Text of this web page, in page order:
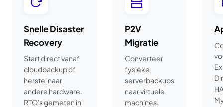
Snelle Disaster
Recovery
Start direct vanaf
cloudbackup of
herstel naar
andere hardware.
RTO's gemeten in
P2V
Migratie
Converteer
fysieke
serverbackups
naar virtuele
machines.